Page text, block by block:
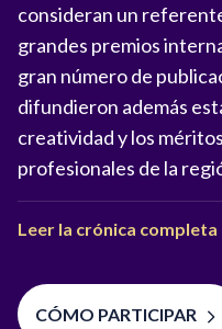
consideran un
grandes premios
gran número de
difundieron además
creatividad y los
profesionales de la
Leer la crónica completa
CÓMO PARTICIPAR